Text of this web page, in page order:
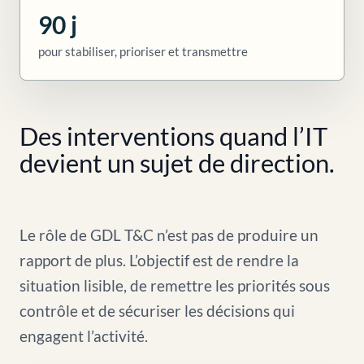
90 j
pour stabiliser, prioriser et transmettre
Des interventions quand l’IT
devient un sujet de direction.
Le rôle de GDL T&C n’est pas de produire un
rapport de plus. L’objectif est de rendre la
situation lisible, de remettre les priorités sous
contrôle et de sécuriser les décisions qui
engagent l’activité.